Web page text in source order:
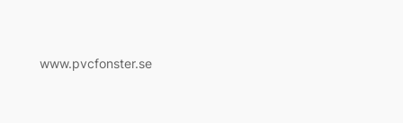
www.pvcfonster.se